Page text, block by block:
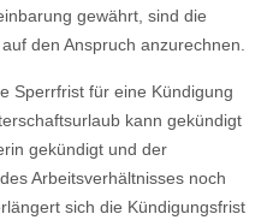
gewährt, sind die
den Anspruch anzurechnen.
Sperrfrist für eine Kündigung
kann gekündigt
gekündigt und der
Arbeitsverhältnisses noch
sich die Kündigungsfrist